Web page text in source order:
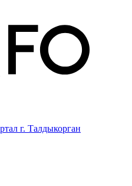
г. Талдыкорган